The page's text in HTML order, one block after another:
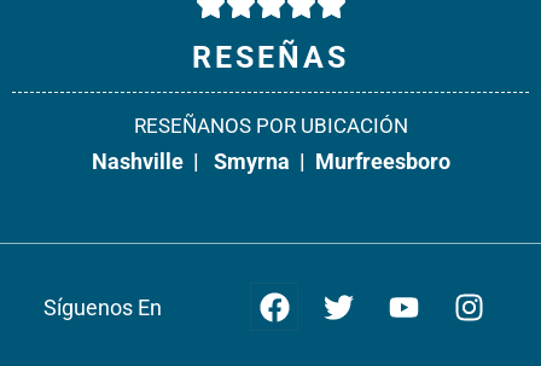
Smyrna, TN 37167
Fax: 866-538-5331
Info De Oficina + Obtener direcciones +
RESEÑAS
RESEÑANOS POR UBICACIÓN
Nashville | Smyrna | Murfreesboro
Síguenos En